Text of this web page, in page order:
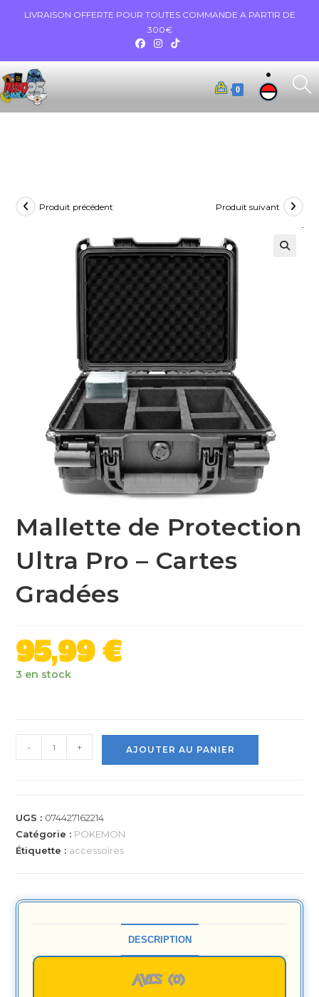
LIVRAISON OFFERTE POUR TOUTES COMMANDE A PARTIR DE
300€
0
Produit précédent Produit suivant
Mallette de Protection
Ultra Pro – Cartes
Gradées
95,99€
3 en stock
- + AJOUTER AU PANIER
UGS : 074427162214
Catégorie : POKEMON
Étiquette : accessoires
DESCRIPTION
AVIS (0)